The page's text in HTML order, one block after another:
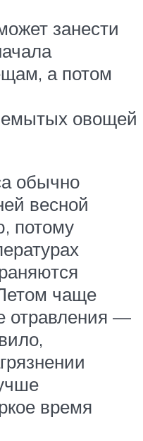
занести
а потом
овощей
обычно
весной
потому
чаще
отравления —
время